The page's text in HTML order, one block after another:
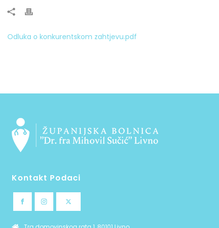
Odluka o konkurentskom zahtjevu.pdf
Kontakt Podaci